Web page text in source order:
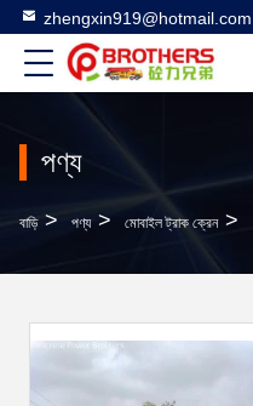
zhengxin919@hotmail.com
পণ্য
বাড়ি > পণ্য > মোবাইল ট্রাক ক্রেন >